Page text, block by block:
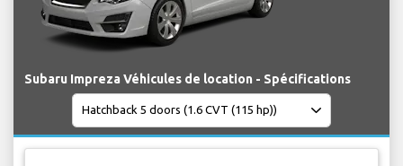
Subaru Impreza Véhicules de location - Spécifications